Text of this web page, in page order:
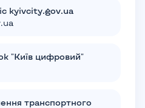
kyivcity.gov.ua
"Київ цифровий"
транспортного